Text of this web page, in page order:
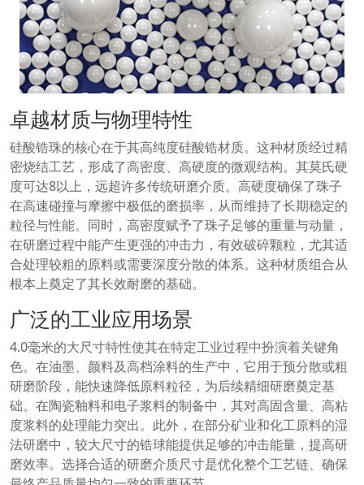
卓越材质与物理特性
硅酸锆珠的核心在于其高纯度硅酸锆材质。这种材质经过精
密烧结工艺，形成了高密度、高硬度的微观结构。其莫氏硬
度可达8以上，远超许多传统研磨介质。高硬度确保了珠子
在高速碰撞与摩擦中极低的磨损率，从而维持了长期稳定的
粒径与性能。同时，高密度赋予了珠子足够的重量与动量，
在研磨过程中能产生更强的冲击力，有效破碎颗粒，尤其适
合处理较粗的原料或需要深度分散的体系。这种材质组合从
根本上奠定了其长效耐磨的基础。
广泛的工业应用场景
4.0毫米的大尺寸特性使其在特定工业过程中扮演着关键角
色。在油墨、颜料及高档涂料的生产中，它用于预分散或粗
研磨阶段，能快速降低原料粒径，为后续精细研磨奠定基
础。在陶瓷釉料和电子浆料的制备中，其对高固含量、高粘
度浆料的处理能力突出。此外，在部分矿业和化工原料的湿
法研磨中，较大尺寸的锆球能提供足够的冲击能量，提高研
磨效率。选择合适的研磨介质尺寸是优化整个工艺链、确保